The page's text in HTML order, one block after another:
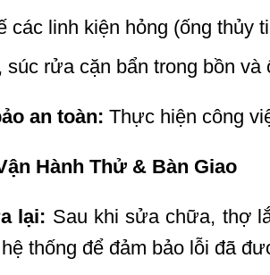
các linh kiện hỏng (ống thủy
súc rửa cặn bẩn trong bồn và
an toàn: Thực hiện công
Hành Thử & Bàn Giao
lại: Sau khi sửa chữa, thợ
thống để đảm bảo lỗi đã